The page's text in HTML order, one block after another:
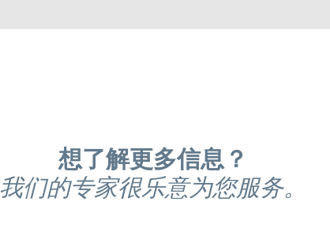
想了解更多信息？
我们的专家很乐意为您服务。